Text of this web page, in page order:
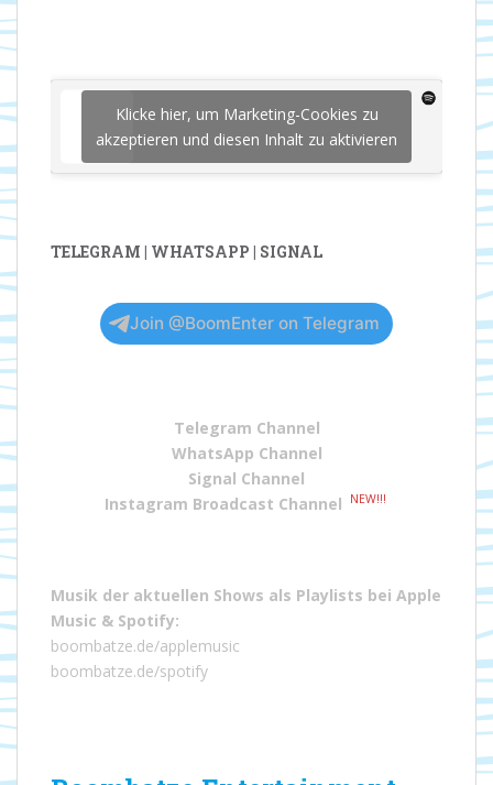
Klicke hier, um Marketing-Cookies zu
akzeptieren und diesen Inhalt zu aktivieren
TELEGRAM | WHATSAPP | SIGNAL
Join @BoomEnter on Telegram
Telegram Channel
WhatsApp Channel
Signal Channel
Instagram Broadcast Channel
NEW!!!
Musik der aktuellen Shows als Playlists bei Apple
Music & Spotify:
boombatze.de/applemusic
boombatze.de/spotify